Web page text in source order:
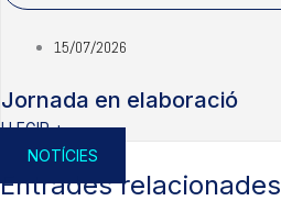
15/07/2026
Jornada en elaboració
LLEGIR +
NOTÍCIES
Entrades relacionades